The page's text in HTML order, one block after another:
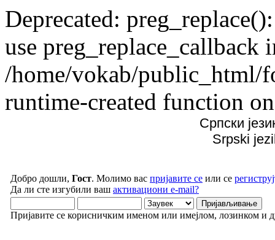
Deprecated:
use preg_replace_callback
/home/vokab/public_html/
runtime-created function
Српски
Srpski
Добро дошли, Гост. Молимо вас пријавите се или се
Да ли сте изгубили ваш активациони e-mail?
Пријавите се корисничким именом или имејлом, лозинком и